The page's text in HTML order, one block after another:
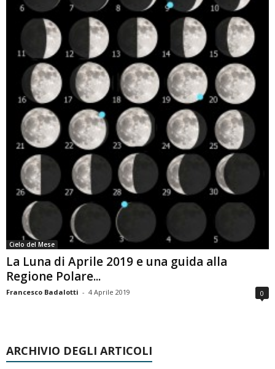
Cielo del Mese
La Luna di Aprile 2019 e una guida alla
Regione Polare...
Francesco Badalotti - 4 Aprile 2019 0
ARCHIVIO DEGLI ARTICOLI